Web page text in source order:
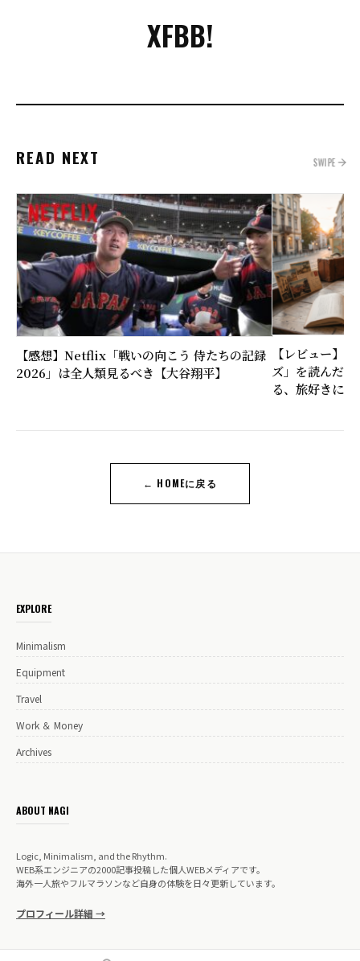
XFBB!
READ NEXT SWIPE
【感想】Netflix「戦いの向こう 侍たちの記録
2026」は全人類見るべき【大谷翔平】
【レビュー】
ズ」を読んだ
る、旅好きに
← HOMEに戻る
EXPLORE
Minimalism
Equipment
Travel
Work ＆ Money
Archives
ABOUT NAGI
Logic, Minimalism, and the Rhythm.
WEB系エンジニアの2000記事投稿した個人WEBメディアです。
海外一人旅やフルマラソンなど自身の体験を日々更新しています。
プロフィール詳細 →